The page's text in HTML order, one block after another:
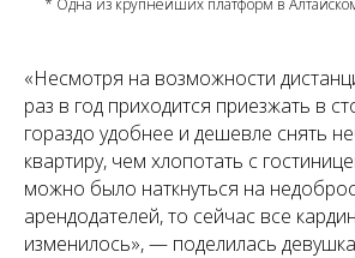
«Несмотря на возможности
раз в год приходится приезжать в
гораздо удобнее и дешевле снять
квартиру, чем хлопотать с
можно было наткнуться на
арендодателей, то сейчас все
изменилось», — поделилась